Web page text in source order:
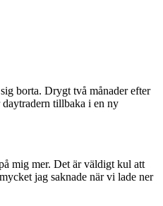
borta. Drygt två månader efter
tillbaka i en ny
mig mer. Det är väldigt kul att
jag saknade när vi lade ner